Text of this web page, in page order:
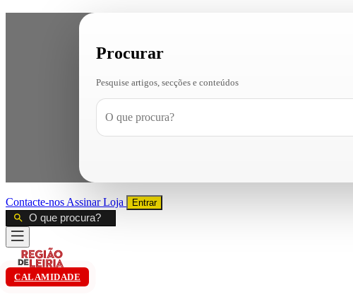
Procurar
Pesquise artigos, secções e conteúdos
Contacte-nos AssinarLoja Entrar
CALAMIDADE